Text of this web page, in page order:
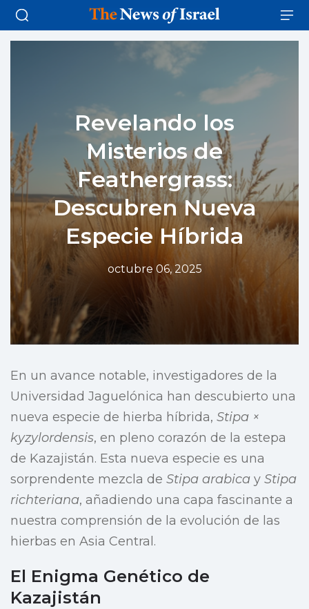
Revelando los
Misterios de
Feathergrass:
Descubren Nueva
Especie Híbrida
octubre 06, 2025
En un avance notable, investigadores de la
Universidad Jaguelónica han descubierto una
nueva especie de hierba híbrida, Stipa ×
kyzylordensis, en pleno corazón de la estepa
de Kazajistán. Esta nueva especie es una
sorprendente mezcla de Stipa arabica y Stipa
richteriana, añadiendo una capa fascinante a
nuestra comprensión de la evolución de las
hierbas en Asia Central.
El Enigma Genético de
Kazajistán